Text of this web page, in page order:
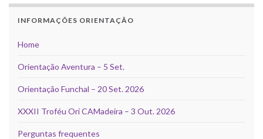
INFORMAÇÕES ORIENTAÇÃO
Home
Orientação Aventura – 5 Set.
Orientação Funchal – 20 Set. 2026
XXXII Troféu Ori CAMadeira – 3 Out. 2026
Perguntas frequentes